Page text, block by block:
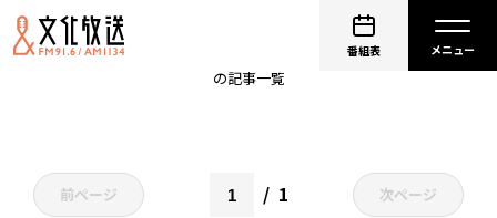
番組表
の記事一覧
前ページ 1 次ページ